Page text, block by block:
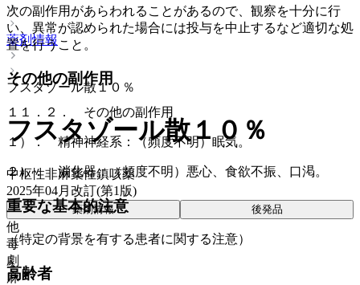
次の副作用があらわれることがあるので、観察を十分に行
い、異常が認められた場合には投与を中止するなど適切な処
置を行うこと。
その他の副作用
１１．２． その他の副作用
１）． 精神神経系：（頻度不明）眠気。
２）． 消化器：（頻度不明）悪心、食欲不振、口渇。
重要な基本的注意
（特定の背景を有する患者に関する注意）
高齢者
薬剤情報
フスタゾール散１０％
フスタゾール散１０％
中枢性非麻薬性鎮咳薬
2025年04月改訂(第1版)
薬剤情報 後発品
他
毒
劇
麻